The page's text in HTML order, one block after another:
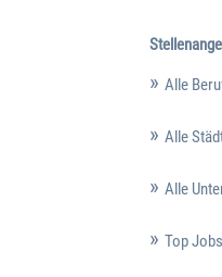
Alle
Alle
Alle
Top Jobs